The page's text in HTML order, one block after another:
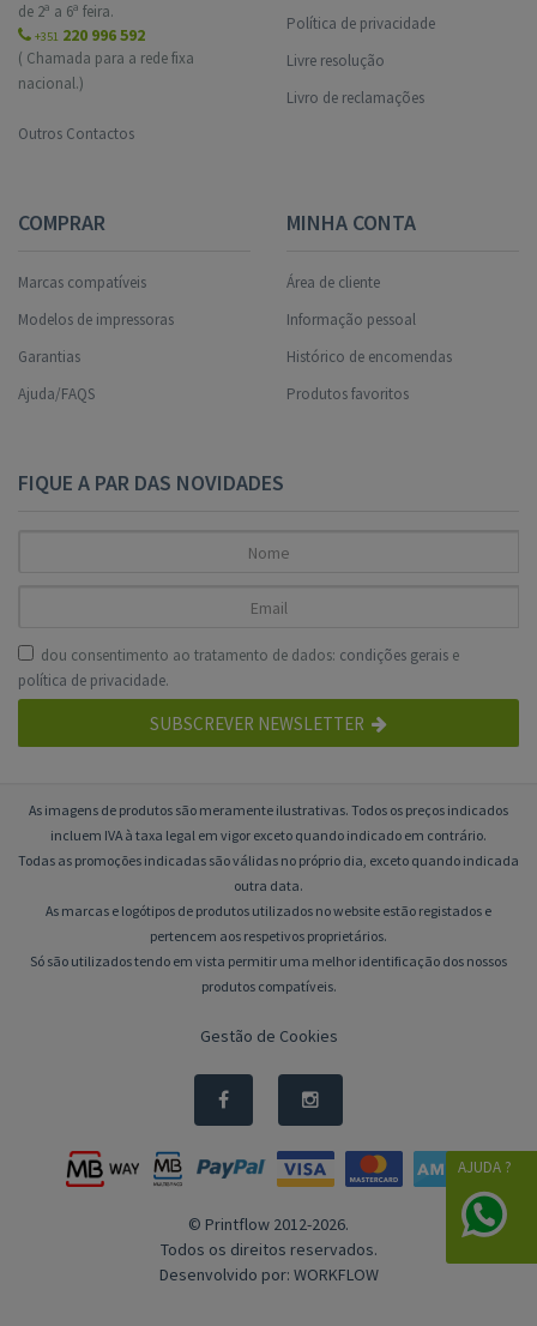
de 2ª a 6ª feira.
+351 220 996 592
( Chamada para a rede fixa
nacional.)
Outros Contactos
Política de privacidade
Livre resolução
Livro de reclamações
COMPRAR
Marcas compatíveis
Modelos de impressoras
Garantias
Ajuda/FAQS
MINHA CONTA
Área de cliente
Informação pessoal
Histórico de encomendas
Produtos favoritos
FIQUE A PAR DAS NOVIDADES
dou consentimento ao tratamento de dados: condições gerais e
política de privacidade.
SUBSCREVER NEWSLETTER
As imagens de produtos são meramente ilustrativas. Todos os preços indicados
incluem IVA à taxa legal em vigor exceto quando indicado em contrário.
Todas as promoções indicadas são válidas no próprio dia, exceto quando indicada
outra data.
As marcas e logótipos de produtos utilizados no website estão registados e
pertencem aos respetivos proprietários.
Só são utilizados tendo em vista permitir uma melhor identificação dos nossos
produtos compatíveis.
Gestão de Cookies
© Printflow 2012-2026.
Todos os direitos reservados.
Desenvolvido por: WORKFLOW
AJUDA ?